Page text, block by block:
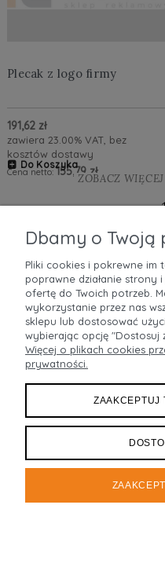
Plecak z logo firmy
191,62 zł
zawiera 23.00% VAT, bez
kosztów dostawy
Cena netto:155,79 zł
Do Koszyka
ZOBACZ WIĘCEJ
«
Dbamy o Twoją
Pliki cookies i pokrewne im
poprawne działanie strony
ofertę do Twoich potrzeb.
wykorzystanie przez nas
sklepu lub dostosować
wybierając opcję "Dostosuj
Więcej o plikach cookies
prywatności.
ZAAKCEPTUJ